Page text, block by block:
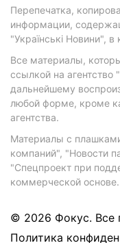
Перепечатка,
информации,
"Українські Новини",
Все материалы,
ссылкой на
дальнейшему
любой форме, кроме
агентства.
Материалы с
компаний", "Новости
"Спецпроект при
коммерческой основе.
© 2026 Фокус. Все
Политика